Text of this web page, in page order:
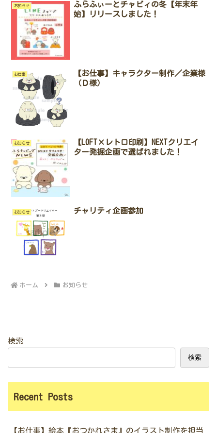
お知らせ
ふらふぃーとチャビィの冬【年末年
始】リリースしました！
お仕事
【お仕事】キャラクター制作／企業様
（Ｄ様）
お知らせ
【LOFT×レトロ印刷】NEXTクリエイ
ター発掘企画で選ばれました！
お知らせ チャリティ企画参加
ホーム お知らせ
検索
検索
Recent Posts
【お仕事】絵本『おつかれさま』のイラスト制作を担当